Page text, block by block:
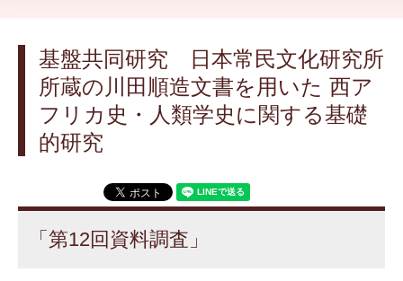
基盤共同研究 日本常民文化研究所
所蔵の川田順造文書を用いた 西ア
フリカ史・人類学史に関する基礎
的研究
「第12回資料調査」